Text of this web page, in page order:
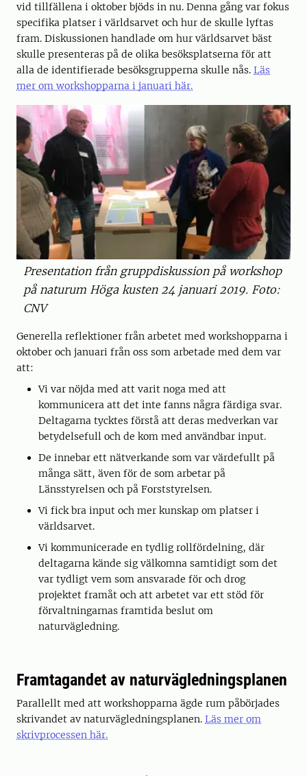
vid tillfällena i oktober bjöds in nu. Denna gång var fokus
specifika platser i världsarvet och hur de skulle lyftas
fram. Diskussionen handlade om hur världsarvet bäst
skulle presenteras på de olika besöksplatserna för att
alla de identifierade besöksgrupperna skulle nås. Läs
mer om workshopparna i januari här.
Presentation från gruppdiskussion på workshop
på naturum Höga kusten 24 januari 2019. Foto:
CNV
Generella reflektioner från arbetet med workshopparna i
oktober och januari från oss som arbetade med dem var
att:
Vi var nöjda med att varit noga med att
kommunicera att det inte fanns några färdiga svar.
Deltagarna tycktes förstå att deras medverkan var
betydelsefull och de kom med användbar input.
De innebar ett nätverkande som var värdefullt på
många sätt, även för de som arbetar på
Länsstyrelsen och på Forststyrelsen.
Vi fick bra input och mer kunskap om platser i
världsarvet.
Vi kommunicerade en tydlig rollfördelning, där
deltagarna kände sig välkomna samtidigt som det
var tydligt vem som ansvarade för och drog
projektet framåt och att arbetet var ett stöd för
förvaltningarnas framtida beslut om
naturvägledning.
Framtagandet av naturvägledningsplanen
Parallellt med att workshopparna ägde rum påbörjades
skrivandet av naturvägledningsplanen. Läs mer om
skrivprocessen här.